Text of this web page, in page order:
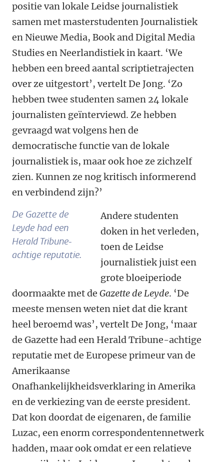
positie van lokale Leidse journalistiek
samen met masterstudenten Journalistiek
en Nieuwe Media, Book and Digital Media
Studies en Neerlandistiek in kaart. ‘We
hebben een breed aantal scriptietrajecten
over ze uitgestort’, vertelt De Jong. ‘Zo
hebben twee studenten samen 24 lokale
journalisten geïnterviewd. Ze hebben
gevraagd wat volgens hen de
democratische functie van de lokale
journalistiek is, maar ook hoe ze zichzelf
zien. Kunnen ze nog kritisch informerend
en verbindend zijn?’
De Gazette de
Leyde had een
Herald Tribune-
achtige reputatie.
Andere studenten
doken in het verleden,
toen de Leidse
journalistiek juist een
grote bloeiperiode
doormaakte met de Gazette de Leyde. ‘De
meeste mensen weten niet dat die krant
heel beroemd was’, vertelt De Jong, ‘maar
de Gazette had een Herald Tribune-achtige
reputatie met de Europese primeur van de
Amerikaanse
Onafhankelijkheidsverklaring in Amerika
en de verkiezing van de eerste president.
Dat kon doordat de eigenaren, de familie
Luzac, een enorm correspondentennetwerk
hadden, maar ook omdat er een relatieve